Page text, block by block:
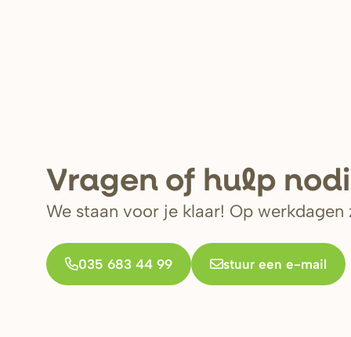
Vragen of hulp
We staan voor je klaar! Op
035 683 44 99 stuur een e-mail